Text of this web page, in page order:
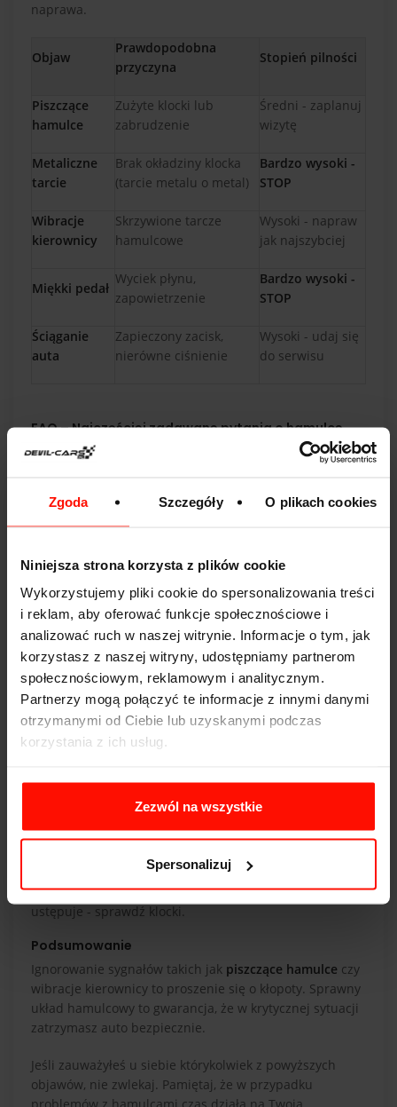
Zgoda Szczegóły O plikach cookies
Niniejsza strona korzysta z plików cookie
Wykorzystujemy pliki cookie do spersonalizowania treści
i reklam, aby oferować funkcje społecznościowe i
analizować ruch w naszej witrynie. Informacje o tym, jak
korzystasz z naszej witryny, udostępniamy partnerom
społecznościowym, reklamowym i analitycznym.
Partnerzy mogą połączyć te informacje z innymi danymi
otrzymanymi od Ciebie lub uzyskanymi podczas
korzystania z ich usług.
Zezwól na wszystkie
Spersonalizuj
naprawa.
Objaw
Prawdopodobna
przyczyna
Stopień pilności
Piszczące
hamulce
Zużyte klocki lub
zabrudzenie
Średni - zaplanuj
wizytę
Metaliczne
tarcie
Brak okładziny klocka
(tarcie metalu o metal)
Bardzo wysoki -
STOP
Wibracje
kierownicy
Skrzywione tarcze
hamulcowe
Wysoki - napraw
jak najszybciej
Miękki pedał
Wyciek płynu,
zapowietrzenie
Bardzo wysoki -
STOP
Ściąganie
auta
Zapieczony zacisk,
nierówne ciśnienie
Wysoki - udaj się
do serwisu
FAQ – Najczęściej zadawane pytania o hamulce
Jak często należy wymieniać płyn hamulcowy?
kilometrów. Stary płyn obniża temperaturę wrzenia i
Czy mogę wymienić tylko klocki, bez tarcz?
Tak, jeśli tarcze mają odpowiednią grubość (powyżej
minimum producenta) i nie są zwichrowane. Jednak
przy wymianie tarcz, zawsze warto zamontować nowe
klocki (chyba że obecne nie wykazują praktycznie
żadnych śladów zużycia)
Ile kosztuje naprawa hamulców w 2026 roku?
Ceny zależą od modelu auta i użytych części. Wymiana
kompletu klocków i tarcz na jedną oś w popularnym
robocizną).
lekkiej, powierzchniowej korozji na tarczach. Po kilku
hamowaniach problem powinien ustąpić. Jeśli nie
ustępuje - sprawdź klocki.
Podsumowanie
Ignorowanie sygnałów takich jak piszczące hamulce czy
wibracje kierownicy to proszenie się o kłopoty. Sprawny
układ hamulcowy to gwarancja, że w krytycznej sytuacji
zatrzymasz auto bezpiecznie.
Jeśli zauważyłeś u siebie którykolwiek z powyższych
objawów, nie zwlekaj. Pamiętaj, że w przypadku